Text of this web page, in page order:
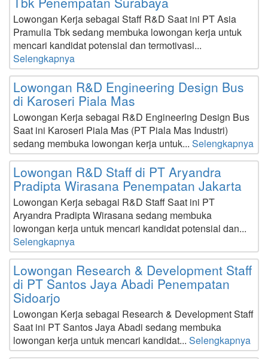
Lowongan Kerja sebagai Staff R&D Saat ini PT Asia
Pramulia Tbk sedang membuka lowongan kerja untuk
mencari kandidat potensial dan termotivasi...
Selengkapnya
Lowongan R&D Engineering Design Bus
di Karoseri Piala Mas
Lowongan Kerja sebagai R&D Engineering Design Bus
Saat ini Karoseri Piala Mas (PT Piala Mas Industri)
sedang membuka lowongan kerja untuk... Selengkapnya
Lowongan R&D Staff di PT Aryandra
Pradipta Wirasana Penempatan Jakarta
Lowongan Kerja sebagai R&D Staff Saat ini PT
Aryandra Pradipta Wirasana sedang membuka
lowongan kerja untuk mencari kandidat potensial dan...
Selengkapnya
Lowongan Research & Development Staff
di PT Santos Jaya Abadi Penempatan
Sidoarjo
Lowongan Kerja sebagai Research & Development Staff
Saat ini PT Santos Jaya Abadi sedang membuka
lowongan kerja untuk mencari kandidat... Selengkapnya